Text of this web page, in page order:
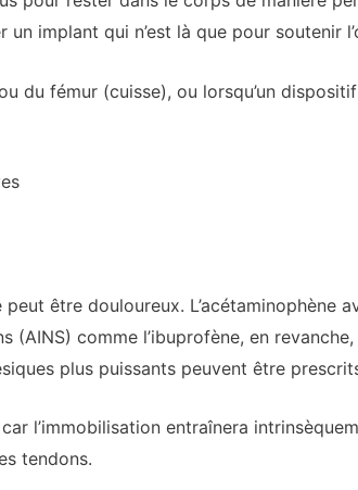
implant qui n’est là que pour soutenir
du fémur (cuisse), ou lorsqu’un
être douloureux. L’acétaminophène
comme l’ibuprofène, en
plus puissants peuvent être
l’immobilisation entraînera
tendons.